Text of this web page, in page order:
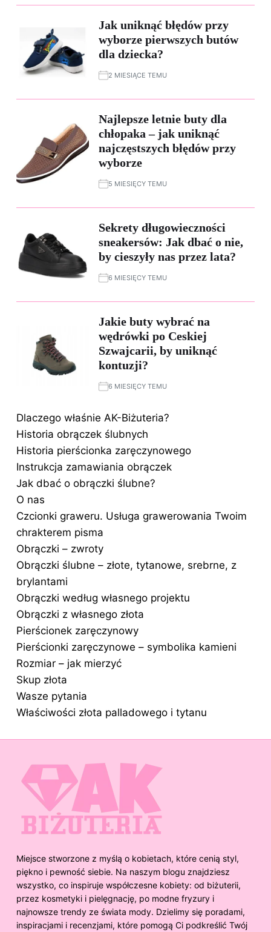
Jak uniknąć błędów przy
wyborze pierwszych butów
dla dziecka?
2 MIESIĄCE TEMU
Najlepsze letnie buty dla
chłopaka – jak uniknąć
najczęstszych błędów przy
wyborze
5 MIESIĘCY TEMU
Sekrety długowieczności
sneakersów: Jak dbać o nie,
by cieszyły nas przez lata?
6 MIESIĘCY TEMU
Jakie buty wybrać na
wędrówki po Ceskiej
Szwajcarii, by uniknąć
kontuzji?
6 MIESIĘCY TEMU
Dlaczego właśnie AK-Biżuteria?
Historia obrączek ślubnych
Historia pierścionka zaręczynowego
Instrukcja zamawiania obrączek
Jak dbać o obrączki ślubne?
O nas
Czcionki graweru. Usługa grawerowania Twoim
chrakterem pisma
Obrączki – zwroty
Obrączki ślubne – złote, tytanowe, srebrne, z
brylantami
Obrączki według własnego projektu
Obrączki z własnego złota
Pierścionek zaręczynowy
Pierścionki zaręczynowe – symbolika kamieni
Rozmiar – jak mierzyć
Skup złota
Wasze pytania
Właściwości złota palladowego i tytanu
Miejsce stworzone z myślą o kobietach, które cenią styl,
piękno i pewność siebie. Na naszym blogu znajdziesz
wszystko, co inspiruje współczesne kobiety: od biżuterii,
przez kosmetyki i pielęgnację, po modne fryzury i
najnowsze trendy ze świata mody. Dzielimy się poradami,
inspiracjami i recenzjami, które pomogą Ci podkreślić Twój